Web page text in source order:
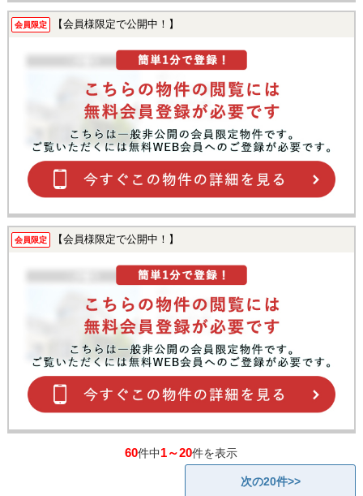
会員限定 【会員様限定で公開中！】
会員限定 【会員様限定で公開中！】
60件中1～20件を表示
次の20件>>